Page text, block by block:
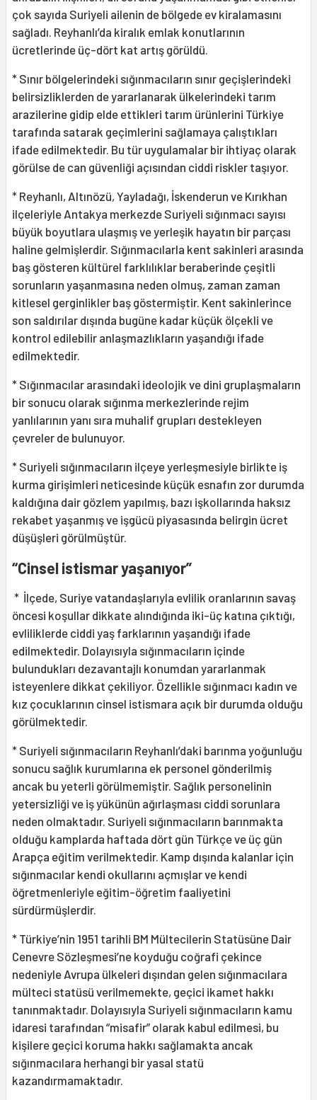
çok sayıda Suriyeli ailenin de bölgede ev kiralamasını
sağladı. Reyhanlı’da kiralık emlak konutlarının
ücretlerinde üç-dört kat artış görüldü.
* Sınır bölgelerindeki sığınmacıların sınır geçişlerindeki
belirsizliklerden de yararlanarak ülkelerindeki tarım
arazilerine gidip elde ettikleri tarım ürünlerini Türkiye
tarafında satarak geçimlerini sağlamaya çalıştıkları
ifade edilmektedir. Bu tür uygulamalar bir ihtiyaç olarak
görülse de can güvenliği açısından ciddi riskler taşıyor.
* Reyhanlı, Altınözü, Yayladağı, İskenderun ve Kırıkhan
ilçeleriyle Antakya merkezde Suriyeli sığınmacı sayısı
büyük boyutlara ulaşmış ve yerleşik hayatın bir parçası
haline gelmişlerdir. Sığınmacılarla kent sakinleri arasında
baş gösteren kültürel farklılıklar beraberinde çeşitli
sorunların yaşanmasına neden olmuş, zaman zaman
kitlesel gerginlikler baş göstermiştir. Kent sakinlerince
son saldırılar dışında bugüne kadar küçük ölçekli ve
kontrol edilebilir anlaşmazlıkların yaşandığı ifade
edilmektedir.
* Sığınmacılar arasındaki ideolojik ve dini gruplaşmaların
bir sonucu olarak sığınma merkezlerinde rejim
yanlılarının yanı sıra muhalif grupları destekleyen
çevreler de bulunuyor.
* Suriyeli sığınmacıların ilçeye yerleşmesiyle birlikte iş
kurma girişimleri neticesinde küçük esnafın zor durumda
kaldığına dair gözlem yapılmış, bazı işkollarında haksız
rekabet yaşanmış ve işgücü piyasasında belirgin ücret
düşüşleri görülmüştür.
“Cinsel istismar yaşanıyor”
* İlçede, Suriye vatandaşlarıyla evlilik oranlarının savaş
öncesi koşullar dikkate alındığında iki-üç katına çıktığı,
evliliklerde ciddi yaş farklarının yaşandığı ifade
edilmektedir. Dolayısıyla sığınmacıların içinde
bulundukları dezavantajlı konumdan yararlanmak
isteyenlere dikkat çekiliyor. Özellikle sığınmacı kadın ve
kız çocuklarının cinsel istismara açık bir durumda olduğu
görülmektedir.
* Suriyeli sığınmacıların Reyhanlı’daki barınma yoğunluğu
sonucu sağlık kurumlarına ek personel gönderilmiş
ancak bu yeterli görülmemiştir. Sağlık personelinin
yetersizliği ve iş yükünün ağırlaşması ciddi sorunlara
neden olmaktadır. Suriyeli sığınmacıların barınmakta
olduğu kamplarda haftada dört gün Türkçe ve üç gün
Arapça eğitim verilmektedir. Kamp dışında kalanlar için
sığınmacılar kendi okullarını açmışlar ve kendi
öğretmenleriyle eğitim-öğretim faaliyetini
sürdürmüşlerdir.
* Türkiye’nin 1951 tarihli BM Mültecilerin Statüsüne Dair
Cenevre Sözleşmesi’ne koyduğu coğrafi çekince
nedeniyle Avrupa ülkeleri dışından gelen sığınmacılara
mülteci statüsü verilmemekte, geçici ikamet hakkı
tanınmaktadır. Dolayısıyla Suriyeli sığınmacıların kamu
idaresi tarafından “misafir” olarak kabul edilmesi, bu
kişilere geçici koruma hakkı sağlamakta ancak
sığınmacılara herhangi bir yasal statü
kazandırmamaktadır.